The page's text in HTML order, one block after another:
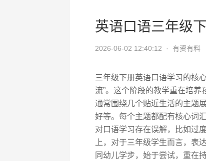
英语口语三年级
2026-06-02 12:40:12 · 有资有料
三年级下册英语口语学习的核
流”。这个阶段的教学重在培
通常围绕几个贴近生活的主题
好等。每个主题都配有核心词
对口语学习存在误解，比如过
上，对于三年级学生而言，表
同幼儿学步，始于尝试，重在